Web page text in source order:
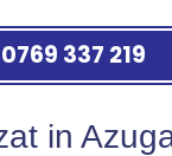
337 219
in